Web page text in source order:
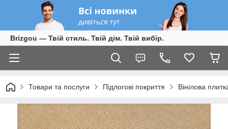
Brizgou — Твій стиль. Твій дім. Твій вибір.
Товари та послуги Підлогові покриття Вінілова